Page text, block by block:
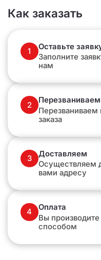
Как заказать
1
Оставьте
Заполните
нам
2
Перезваниваем
Перезваниваем
заказа
3
Доставляем
Осуществляем
вами адресу
4
Оплата
Вы
способом